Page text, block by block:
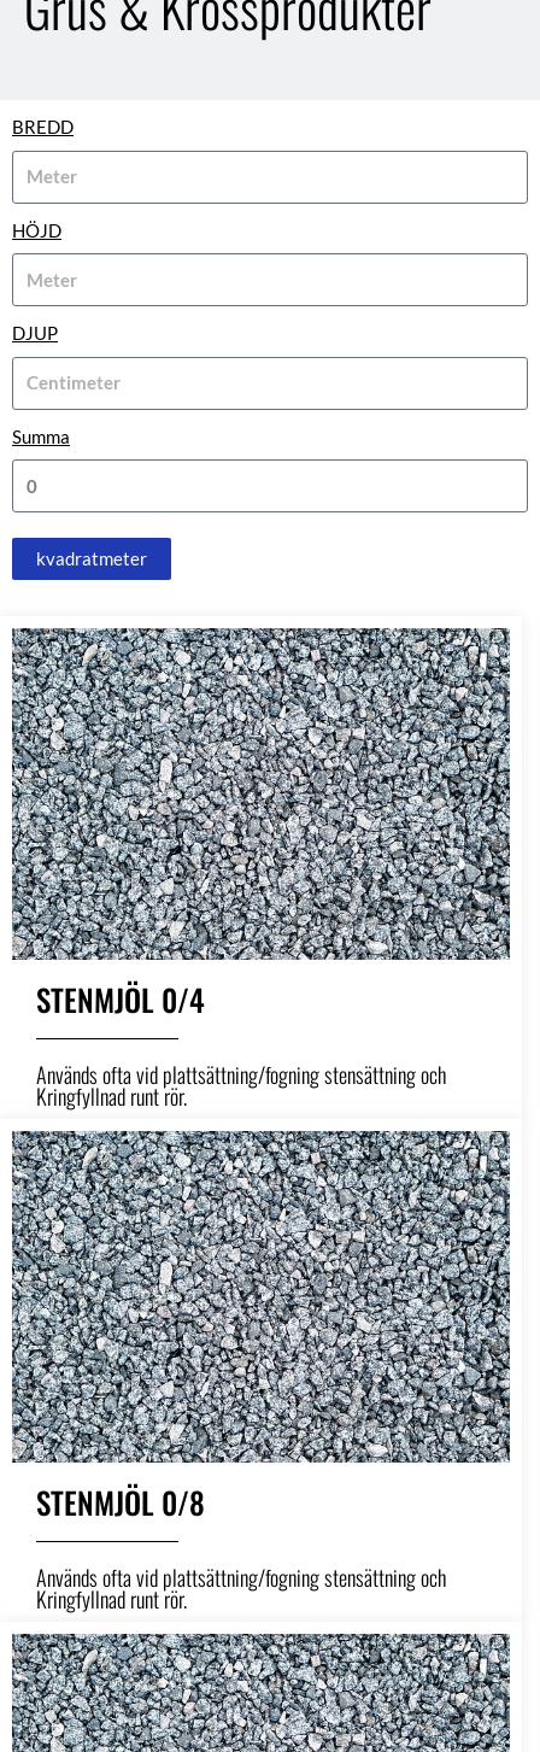
BREDD
HÖJD
DJUP
Summa
kvadratmeter
STENMJÖL 0/4
Används ofta vid plattsättning/fogning stensättning och
Kringfyllnad runt rör.
STENMJÖL 0/8
Används ofta vid plattsättning/fogning stensättning och
Kringfyllnad runt rör.